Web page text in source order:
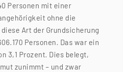
Personen mit einer
ohne die
Art der Grundsicherung
Personen. Das war ein
3,1 Prozent. Dies belegt,
zunimmt – und zwar